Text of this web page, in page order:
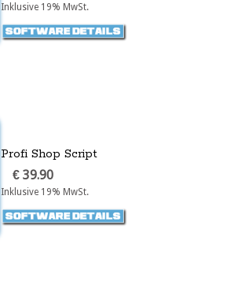
Inklusive 19% MwSt.
Profi Shop Script
€ 39.90
Inklusive 19% MwSt.